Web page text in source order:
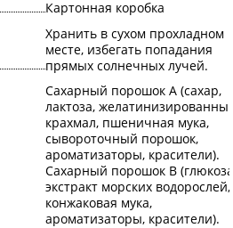
Картонная коробка
Хранить в сухом прохладном
месте, избегать попадания
прямых солнечных лучей.
Сахарный порошок А (сахар,
лактоза,
крахмал, пшеничная мука,
сывороточный порошок,
ароматизаторы, красители).
Сахарный порошок В
экстракт морских водорослей,
конжаковая мука,
ароматизаторы, красители).